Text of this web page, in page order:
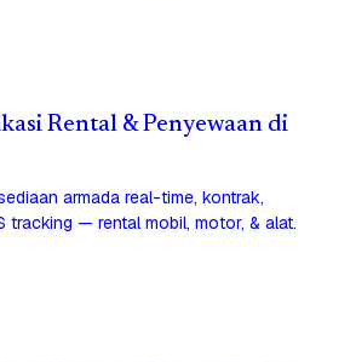
Rental & Penyewaan di
armada real-time, kontrak,
tracking — rental mobil, motor, & alat.